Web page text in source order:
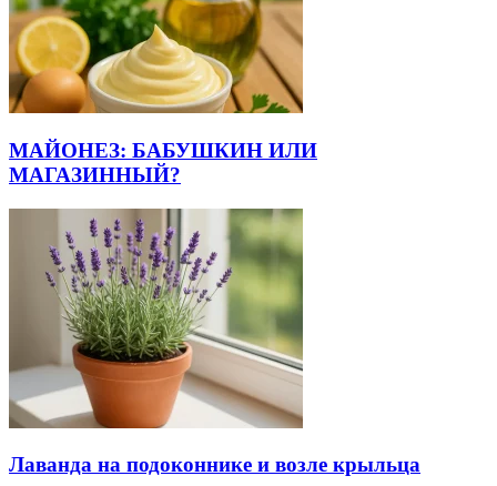
МАЙОНЕЗ: БАБУШКИН ИЛИ
МАГАЗИННЫЙ?
Лаванда на подоконнике и возле крыльца